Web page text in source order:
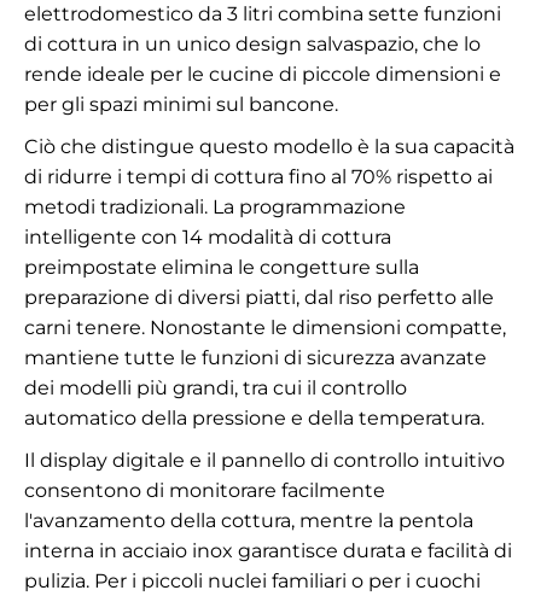
elettrodomestico da 3 litri combina sette funzioni
di cottura in un unico design salvaspazio, che lo
rende ideale per le cucine di piccole dimensioni e
per gli spazi minimi sul bancone.
Ciò che distingue questo modello è la sua capacità
di ridurre i tempi di cottura fino al 70% rispetto ai
metodi tradizionali. La programmazione
intelligente con 14 modalità di cottura
preimpostate elimina le congetture sulla
preparazione di diversi piatti, dal riso perfetto alle
carni tenere. Nonostante le dimensioni compatte,
mantiene tutte le funzioni di sicurezza avanzate
dei modelli più grandi, tra cui il controllo
automatico della pressione e della temperatura.
Il display digitale e il pannello di controllo intuitivo
consentono di monitorare facilmente
l'avanzamento della cottura, mentre la pentola
interna in acciaio inox garantisce durata e facilità di
pulizia. Per i piccoli nuclei familiari o per i cuochi